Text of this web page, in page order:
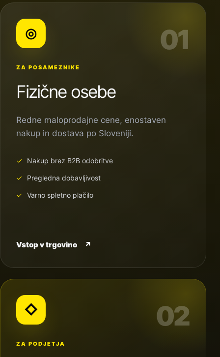
01
◎
ZA POSAMEZNIKE
Fizične osebe
Redne maloprodajne cene, enostaven
nakup in dostava po Sloveniji.
Nakup brez B2B odobritve
Pregledna dobavljivost
Varno spletno plačilo
Vstop v trgovino ↗
02
◇
ZA PODJETJA